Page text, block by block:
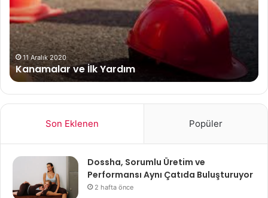
İskender
Kebabı
Tarifi
20 Haziran 2026
Tam Kıvamında Ev Yapımı İskender
Son Eklenen Popüler
Dossha, Sorumlu Üretim ve
Performansı Aynı Çatıda Buluşturuyor
2 hafta önce